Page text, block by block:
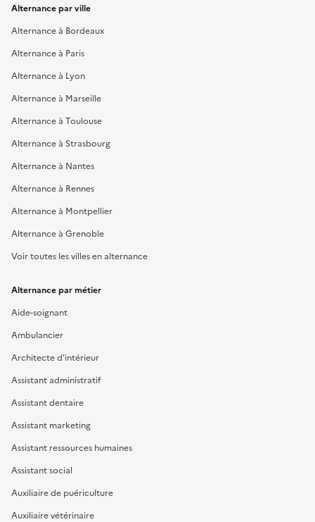
Alternance par ville
Alternance à Bordeaux
Alternance à Paris
Alternance à Lyon
Alternance à Marseille
Alternance à Toulouse
Alternance à Strasbourg
Alternance à Nantes
Alternance à Rennes
Alternance à Montpellier
Alternance à Grenoble
Voir toutes les villes en alternance
Alternance par métier
Aide-soignant
Ambulancier
Architecte d'intérieur
Assistant administratif
Assistant dentaire
Assistant marketing
Assistant ressources humaines
Assistant social
Auxiliaire de puériculture
Auxiliaire vétérinaire